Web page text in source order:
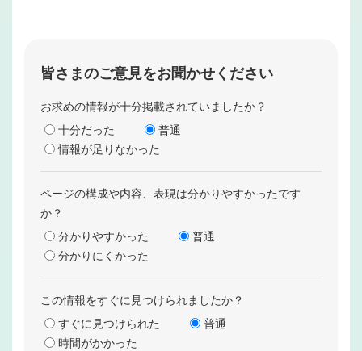
皆さまのご意見をお聞かせください
お求めの情報が十分掲載されていましたか？
十分だった
普通
情報が足りなかった
ページの構成や内容、表現は分かりやすかったです
か？
分かりやすかった
普通
分かりにくかった
この情報をすぐに見つけられましたか？
すぐに見つけられた
普通
時間がかかった